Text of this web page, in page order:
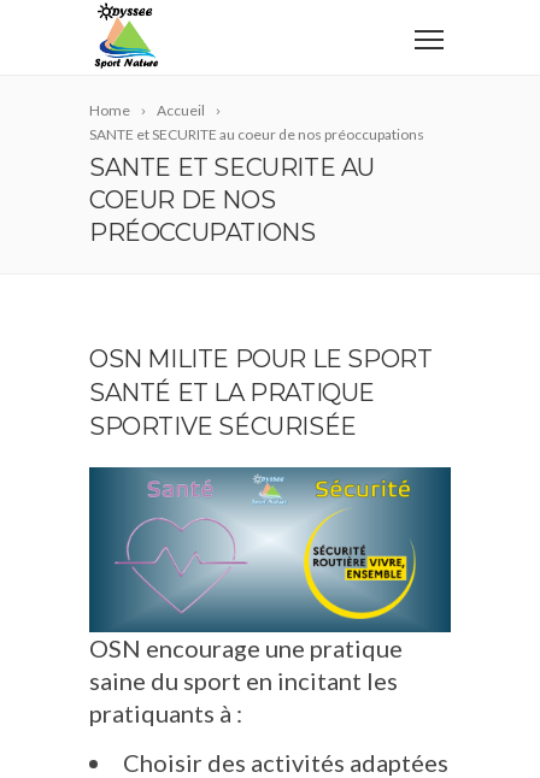
Home
Accueil
SANTE et SECURITE au coeur de nos préoccupations
SANTE ET SECURITE AU
COEUR DE NOS
PRÉOCCUPATIONS
OSN MILITE POUR LE SPORT
SANTÉ ET LA PRATIQUE
SPORTIVE SÉCURISÉE
OSN encourage une pratique
saine du sport en incitant les
pratiquants à :
Choisir des activités adaptées